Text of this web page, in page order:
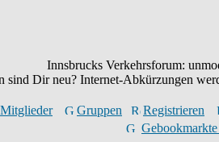
Innsbrucks Verkehrsforum:
sind Dir neu? Internet-Abkürzungen
Mitglieder Gruppen
Registrieren